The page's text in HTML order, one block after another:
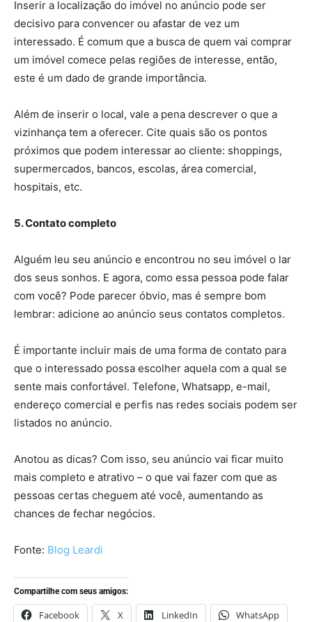
Inserir a localização do imóvel no anúncio pode ser
decisivo para convencer ou afastar de vez um
interessado. É comum que a busca de quem vai comprar
um imóvel comece pelas regiões de interesse, então,
este é um dado de grande importância.
Além de inserir o local, vale a pena descrever o que a
vizinhança tem a oferecer. Cite quais são os pontos
próximos que podem interessar ao cliente: shoppings,
supermercados, bancos, escolas, área comercial,
hospitais, etc.
5. Contato completo
Alguém leu seu anúncio e encontrou no seu imóvel o lar
dos seus sonhos. E agora, como essa pessoa pode falar
com você? Pode parecer óbvio, mas é sempre bom
lembrar: adicione ao anúncio seus contatos completos.
É importante incluir mais de uma forma de contato para
que o interessado possa escolher aquela com a qual se
sente mais confortável. Telefone, Whatsapp, e-mail,
endereço comercial e perfis nas redes sociais podem ser
listados no anúncio.
Anotou as dicas? Com isso, seu anúncio vai ficar muito
mais completo e atrativo – o que vai fazer com que as
pessoas certas cheguem até você, aumentando as
chances de fechar negócios.
Fonte: Blog Leardi
Compartilhe com seus amigos:
Facebook X LinkedIn WhatsApp